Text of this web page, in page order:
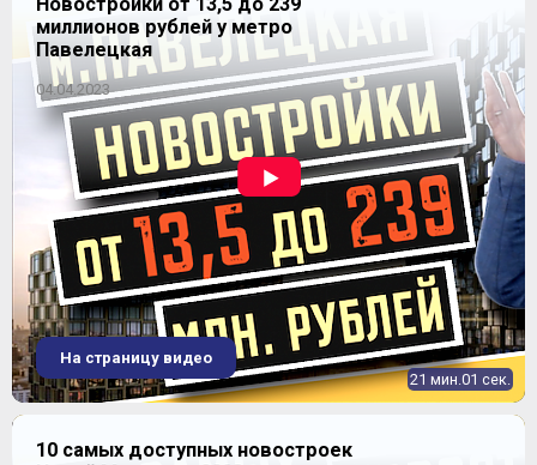
миллионов рублей у метро
Павелецкая
04.04.2023
21 мин.01 сек.
На страницу видео
10 самых доступных новостроек